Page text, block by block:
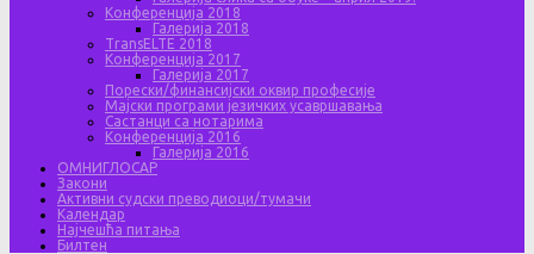
Конференција 2018
Галерија 2018
TransELTE 2018
Конференција 2017
Галерија 2017
Порески/финансијски оквир професије
Мајски програми језичких усавршавања
Састанци са нотарима
Конференција 2016
Галерија 2016
ОМНИГЛОСАР
Закони
Активни судски преводиоци/тумачи
Календар
Најчешћа питања
Билтен